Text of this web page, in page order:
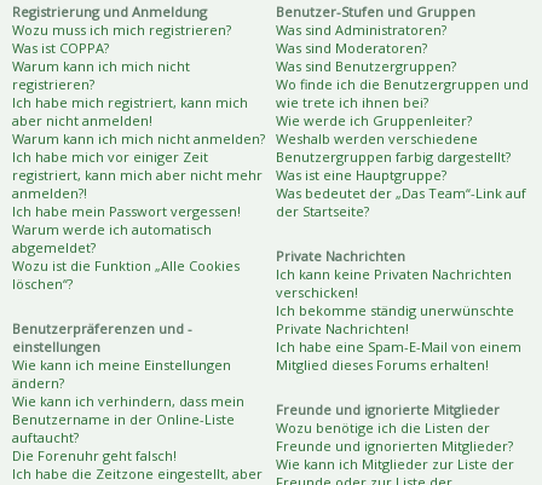
Registrierung und Anmeldung
Wozu muss ich mich registrieren?
Was ist COPPA?
Warum kann ich mich nicht
registrieren?
Ich habe mich registriert, kann mich
aber nicht anmelden!
Warum kann ich mich nicht anmelden?
Ich habe mich vor einiger Zeit
registriert, kann mich aber nicht mehr
anmelden?!
Ich habe mein Passwort vergessen!
Warum werde ich automatisch
abgemeldet?
Wozu ist die Funktion „Alle Cookies
löschen“?
Benutzerpräferenzen und -
einstellungen
Wie kann ich meine Einstellungen
ändern?
Wie kann ich verhindern, dass mein
Benutzername in der Online-Liste
auftaucht?
Die Forenuhr geht falsch!
Ich habe die Zeitzone eingestellt, aber
Benutzer-Stufen und Gruppen
Was sind Administratoren?
Was sind Moderatoren?
Was sind Benutzergruppen?
Wo finde ich die Benutzergruppen und
wie trete ich ihnen bei?
Wie werde ich Gruppenleiter?
Weshalb werden verschiedene
Benutzergruppen farbig dargestellt?
Was ist eine Hauptgruppe?
Was bedeutet der „Das Team“-Link auf
der Startseite?
Private Nachrichten
Ich kann keine Privaten Nachrichten
verschicken!
Ich bekomme ständig unerwünschte
Private Nachrichten!
Ich habe eine Spam-E-Mail von einem
Mitglied dieses Forums erhalten!
Freunde und ignorierte Mitglieder
Wozu benötige ich die Listen der
Freunde und ignorierten Mitglieder?
Wie kann ich Mitglieder zur Liste der